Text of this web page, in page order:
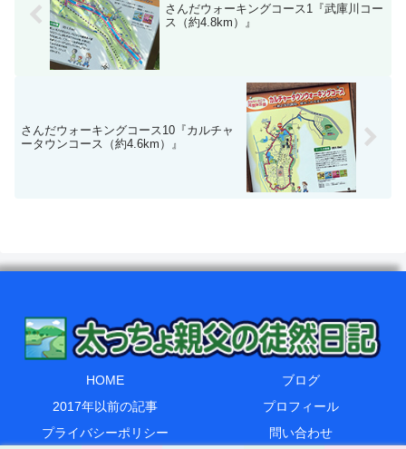
さんだウォーキングコース1『武庫川コー
ス（約4.8km）』
さんだウォーキングコース10『カルチャ
ータウンコース（約4.6km）』
HOME
ブログ
2017年以前の記事
プロフィール
プライバシーポリシー
問い合わせ